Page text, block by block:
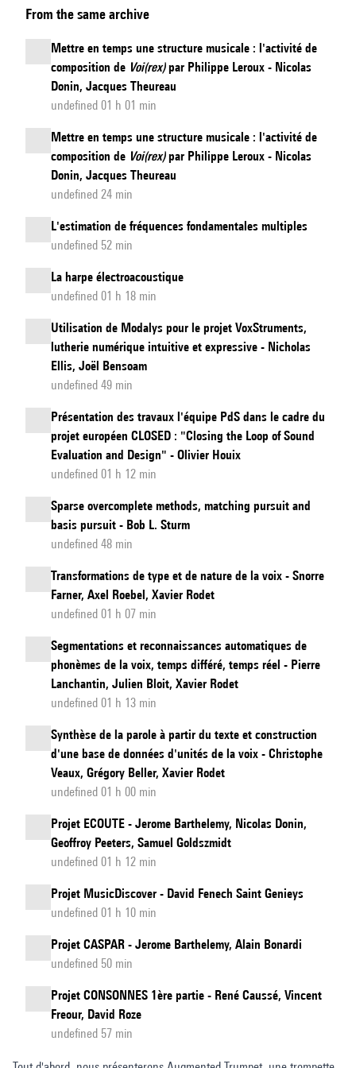
Audio–
Visuelle
de
Trompette
:
Entre
contrôle
imprévisibilité
dans
collaboration
recherche-
création
terme
From the same archive
Mettre en temps une structure musicale : l'activité de
composition de Voi(rex)par Philippe Leroux - Nicolas
Donin, Jacques Theureau
undefined 01 h 01 min
Mettre en temps une structure musicale : l'activité de
composition de Voi(rex)par Philippe Leroux - Nicolas
Donin, Jacques Theureau
undefined 24 min
L'estimation de fréquences fondamentales multiples
undefined 52 min
La harpe électroacoustique
undefined 01 h 18 min
Utilisation de Modalys pour le projet VoxStruments,
lutherie numérique intuitive et expressive - Nicholas
Ellis, Joël Bensoam
undefined 49 min
Présentation des travaux l'équipe PdS dans le cadre du
projet européen CLOSED : "Closing the Loop of Sound
Evaluation and Design" - Olivier Houix
undefined 01 h 12 min
Sparse overcomplete methods, matching pursuit and
basis pursuit - Bob L. Sturm
undefined 48 min
Transformations de type et de nature de la voix - Snorre
Farner, Axel Roebel, Xavier Rodet
undefined 01 h 07 min
Segmentations et reconnaissances automatiques de
phonèmes de la voix, temps différé, temps réel - Pierre
Lanchantin, Julien Bloit, Xavier Rodet
undefined 01 h 13 min
Synthèse de la parole à partir du texte et construction
d'une base de données d'unités de la voix - Christophe
Veaux, Grégory Beller, Xavier Rodet
undefined 01 h 00 min
Projet ECOUTE - Jerome Barthelemy, Nicolas Donin,
Geoffroy Peeters, Samuel Goldszmidt
undefined 01 h 12 min
Projet MusicDiscover - David Fenech Saint Genieys
undefined 01 h 10 min
Projet CASPAR - Jerome Barthelemy, Alain Bonardi
undefined 50 min
Projet CONSONNES 1ère partie - René Caussé, Vincent
Freour, David Roze
undefined 57 min